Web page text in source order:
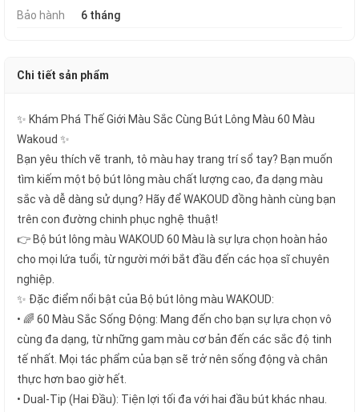
Bảo hành 6 tháng
Chi tiết sản phẩm
✨ Khám Phá Thế Giới Màu Sắc Cùng Bút Lông Màu 60 Màu
Wakoud ✨
Bạn yêu thích vẽ tranh, tô màu hay trang trí sổ tay? Bạn muốn
tìm kiếm một bộ bút lông màu chất lượng cao, đa dạng màu
sắc và dễ dàng sử dụng? Hãy để WAKOUD đồng hành cùng bạn
trên con đường chinh phục nghệ thuật!
👉 Bộ bút lông màu WAKOUD 60 Màu là sự lựa chọn hoàn hảo
cho mọi lứa tuổi, từ người mới bắt đầu đến các họa sĩ chuyên
nghiệp.
✨ Đặc điểm nổi bật của Bộ bút lông màu WAKOUD:
• 🌈 60 Màu Sắc Sống Động: Mang đến cho bạn sự lựa chọn vô
cùng đa dạng, từ những gam màu cơ bản đến các sắc độ tinh
tế nhất. Mọi tác phẩm của bạn sẽ trở nên sống động và chân
thực hơn bao giờ hết.
• Dual-Tip (Hai Đầu): Tiện lợi tối đa với hai đầu bút khác nhau.